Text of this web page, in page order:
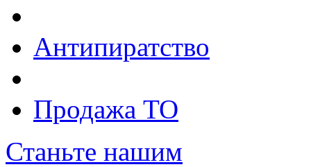
Антипиратство
Продажа ТО
Станьте нашим